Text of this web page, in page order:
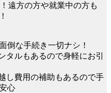
遠方の方や就業中の方も
倒な手続き一切ナシ！
タルもあるので身軽にお引
し費用の補助もあるので手
心